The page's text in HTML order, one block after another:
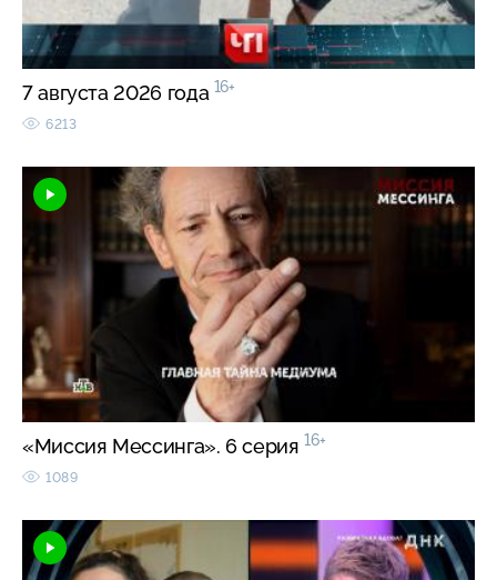
7 августа 2026 года 16+
6213
«Миссия Мессинга». 6 серия 16+
1089